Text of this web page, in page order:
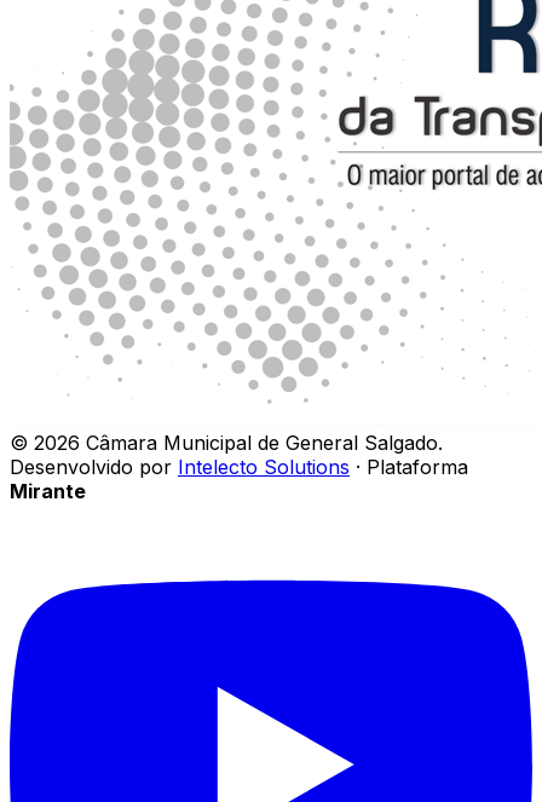
© 2026 Câmara Municipal de General Salgado.
Desenvolvido por Intelecto Solutions · Plataforma
Mirante